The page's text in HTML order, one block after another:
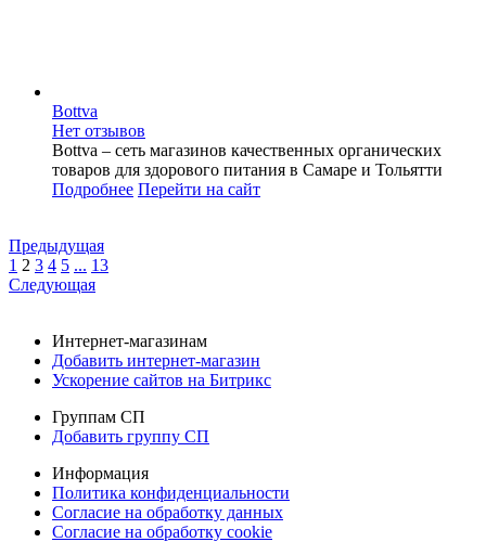
Bottva
Нет отзывов
Bottva – сеть магазинов качественных органических
товаров для здорового питания в Самаре и Тольятти
Подробнее Перейти на сайт
Предыдущая
1 2 3 4 5 ... 13
Следующая
Интернет-магазинам
Добавить интернет-магазин
Ускорение сайтов на Битрикс
Группам СП
Добавить группу СП
Информация
Политика конфиденциальности
Согласие на обработку данных
Согласие на обработку cookie